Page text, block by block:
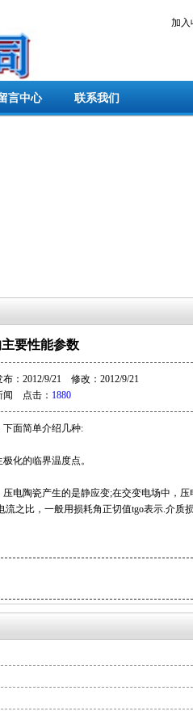
加入
言中心 联系我们
要性能参数
：2012/9/21 修改：2012/9/21
闻 点击： 1880
面简单介绍几种:
化的临界温度点。
电陶瓷产生的是静应变;在交变电场中，压
之比，一般用损耗角正切值tgo表示.介质